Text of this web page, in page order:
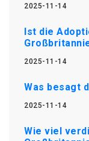
2025-11-14
Ist die
2025-11-14
Was besagt
2025-11-14
Wie viel